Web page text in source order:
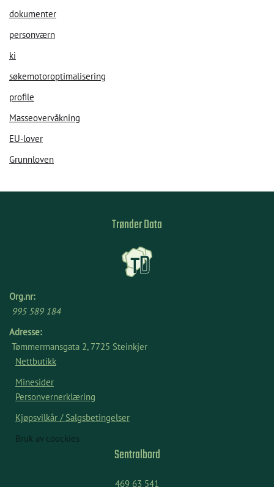
dokumenter
personværn
ki
søkemotoroptimalisering
profile
Masseovervåkning
EU-lover
Grunnloven
Trønder Data
Org.nr:
995 589 184
Adresse:
Tømmermansgata 2, 7725 Steinkjer
Nettbutikk
Minesider
Personvernerklæring
Kjøpsvilkår / Salgsbetingelser
Bruk av coockies
Sentralbord
469 63 541